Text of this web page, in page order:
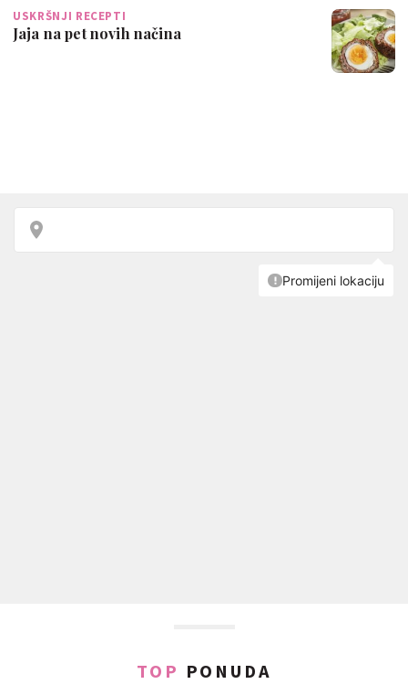
USKRŠNJI RECEPTI
Jaja na pet novih načina
TOP PONUDA